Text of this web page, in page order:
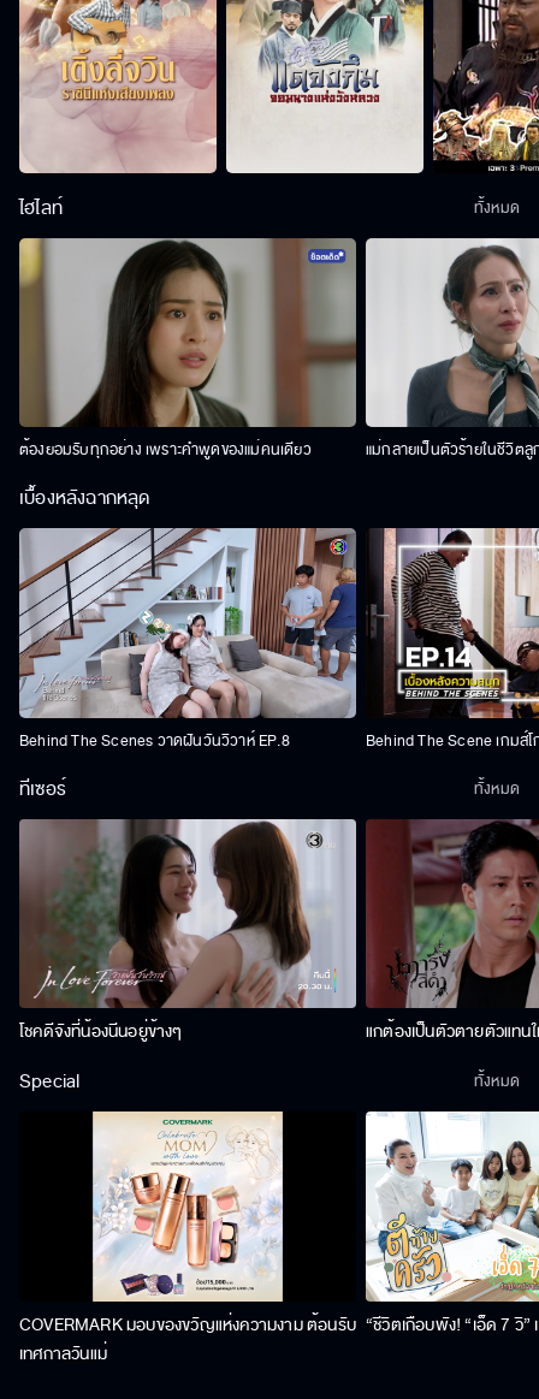
ไฮไลท์
ต้องยอมรับทุกอย่าง เพราะคำพูดของแม่คนเดียว แม่กลายเป็นตัวร้ายในชีวิตลู
ทั้งหมด
เบื้องหลังฉากหลุด
Behind The Scenes วาดฝันวันวิวาห์ EP.8 Behind The Scene เกมส์
ทีเซอร์
โชคดีจังที่น้องนีนอยู่ข้างๆ แกต้องเป็นตัวตายตัวแทน
ทั้งหมด
Special
COVERMARK มอบของขวัญแห่งความงาม ต้อนรับ
เทศกาลวันแม่
“ชีวิตเกือบพัง! “เอ็ด 7 วิ
ทั้งหมด